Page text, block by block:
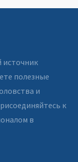
полезные
и
к
в